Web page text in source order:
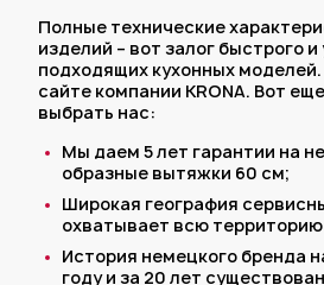
Полные технические
изделий – вот залог быстрого
подходящих кухонных моделей.
сайте компании KRONA. Вот
выбрать нас:
Мы даем 5 лет гарантии на
образные вытяжки 60 см;
Широкая география
охватывает всю
История немецкого бренда
году и за 20 лет